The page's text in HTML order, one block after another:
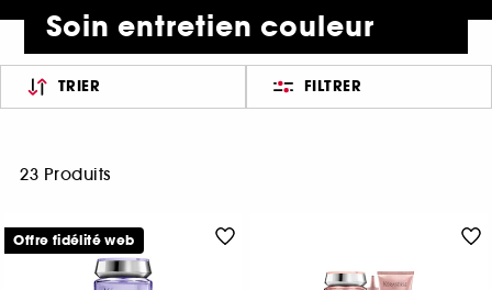
Soin entretien couleur
TRIER FILTRER
23 Produits
Offre fidélité web